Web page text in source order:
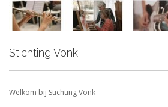
Stichting Vonk
Welkom bij Stichting Vonk